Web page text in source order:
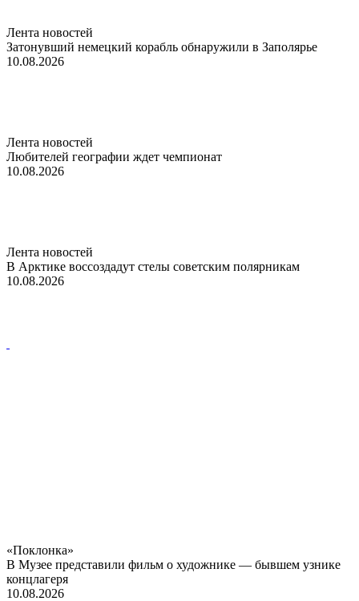
Лента новостей
Затонувший немецкий корабль обнаружили в Заполярье
10.08.2026
Лента новостей
Любителей географии ждет чемпионат
10.08.2026
Лента новостей
В Арктике воссоздадут стелы советским полярникам
10.08.2026
«Поклонка»
В Музее представили фильм о художнике — бывшем узнике
концлагеря
10.08.2026